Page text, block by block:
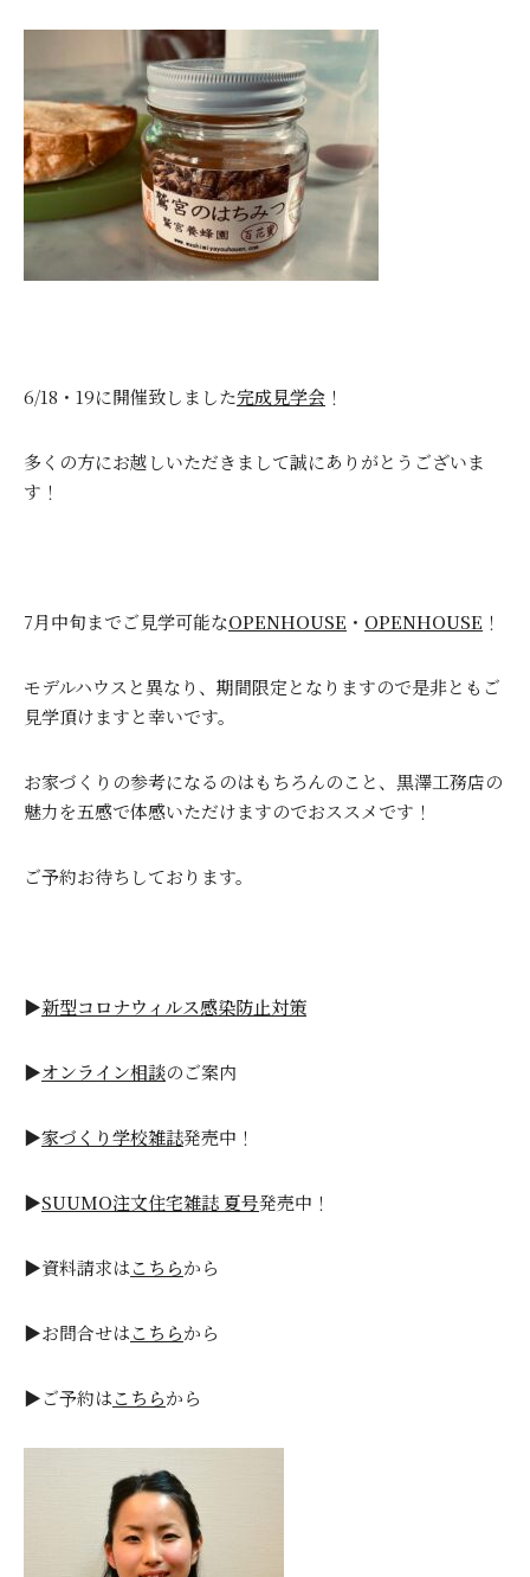
6/18・19に開催致しました完成見学会 ！
多くの方にお越しいただきまして誠にありがとうございま
す！
7月中旬までご見学可能なOPENHOUSE ・ OPENHOUSE ！
モデルハウスと異なり、期間限定となりますので是非ともご
見学頂けますと幸いです。
お家づくりの参考になるのはもちろんのこと、黒澤工務店の
魅力を五感で体感いただけますのでおススメです！
ご予約お待ちしております。
▶新型コロナウィルス感染防止対策
▶オンライン相談のご案内
▶家づくり学校雑誌発売中！
▶SUUMO注文住宅雑誌 夏号発売中！
▶資料請求はこちらから
▶お問合せはこちらから
▶ご予約はこちらから